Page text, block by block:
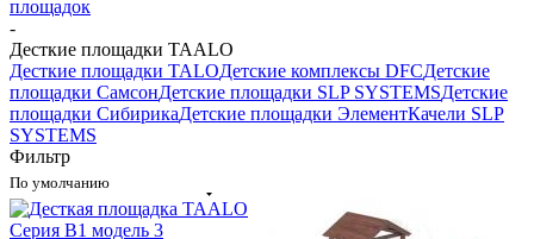
площадок
-
Десткие площадки TAALO
Десткие площадки TALOДетские комплексы DFCДетские
площадки СамсонДетские площадки SLP SYSTEMSДетские
площадки СибирикаДетские площадки ЭлементКачели SLP
SYSTEMS
Фильтр
По умолчанию